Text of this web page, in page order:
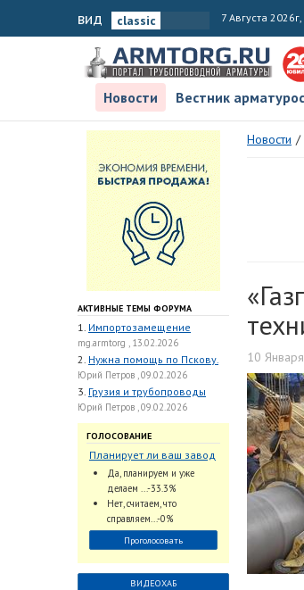
вид 7 Августа
Новости
Вестник
АКТИВНЫЕ ТЕМЫ ФОРУМА
1. Импортозамещение
mg.armtorg , 13.02.2026
2. Нужна помощь по Пскову.
Юрий Петров , 09.02.2026
3. Грузия и трубопроводы
Юрий Петров , 09.02.2026
ГОЛОСОВАНИЕ
Планирует ли ваш завод
использовать
промышленный
интеллект и цифровые
заказы для ускорения
обработки заказов и
оперативной отгрузки
продукции конечному
потребителю?
Да, планируем и уже
делаем ...-33.3%
Нет, считаем, что
справляем...-0%
Проголосовать
ВИДЕОХАБ
Новости
10